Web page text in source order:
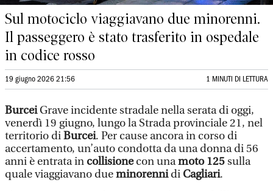
Sul motociclo viaggiavano due minorenni.
Il passeggero è stato trasferito in ospedale
in codice rosso
19 giugno 2026 21:56 1 MINUTI DI LETTURA
BurceiGrave incidente stradale nella serata di oggi,
venerdì 19 giugno, lungo la Strada provinciale 21, nel
territorio diBurcei. Per cause ancora in corso di
accertamento, un’auto condotta da una donna di 56
anni è entrata in collisionecon unamoto 125sulla
quale viaggiavano dueminorennidi Cagliari.